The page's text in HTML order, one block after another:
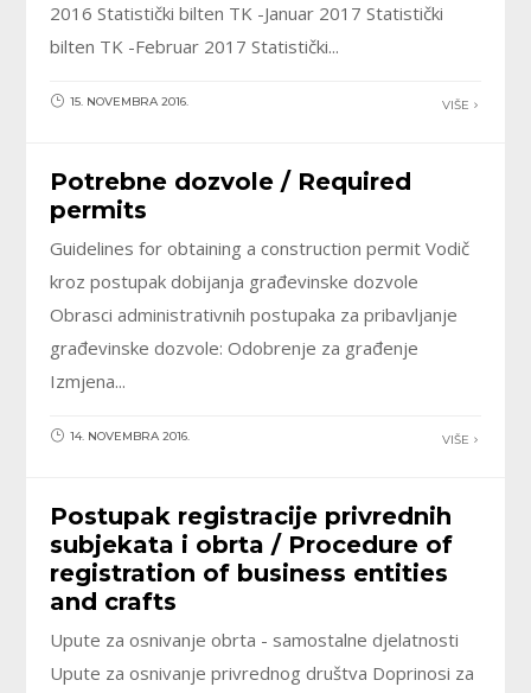
2016 Statistički bilten TK -Januar 2017 Statistički
bilten TK -Februar 2017 Statistički...
VIŠE
15. NOVEMBRA 2016.
Potrebne dozvole / Required
permits
Guidelines for obtaining a construction permit Vodič
kroz postupak dobijanja građevinske dozvole
Obrasci administrativnih postupaka za pribavljanje
građevinske dozvole: Odobrenje za građenje
Izmjena...
VIŠE
14. NOVEMBRA 2016.
Postupak registracije privrednih
subjekata i obrta / Procedure of
registration of business entities
and crafts
Upute za osnivanje obrta - samostalne djelatnosti
Upute za osnivanje privrednog društva Doprinosi za